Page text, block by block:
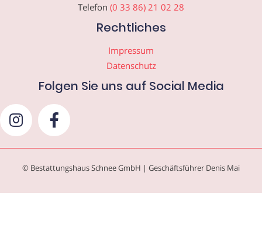
Telefon (0 33 86) 21 02 28
Rechtliches
Impressum
Datenschutz
Folgen Sie uns auf Social Media
© Bestattungshaus Schnee GmbH | Geschäftsführer Denis Mai